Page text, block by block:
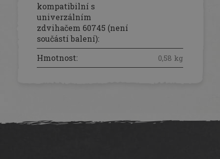
kompatibilní s
univerzálním
zdvihačem 60745 (není
součástí balení):
Hmotnost: 0,58 kg
á